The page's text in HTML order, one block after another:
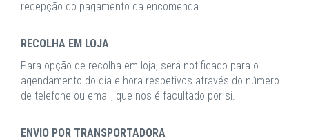
recepção do pagamento da encomenda.
RECOLHA EM LOJA
Para opção de recolha em loja, será notificado para o
agendamento do dia e hora respetivos através do número
de telefone ou email, que nos é facultado por si.
ENVIO POR TRANSPORTADORA